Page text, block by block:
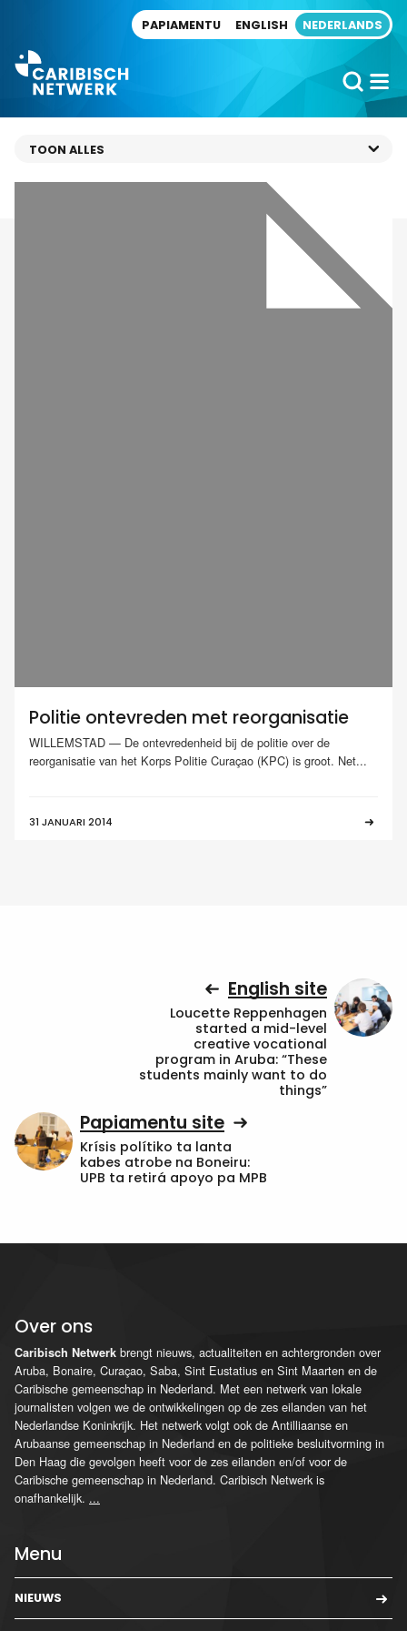
PAPIAMENTU ENGLISH NEDERLANDS
Politie ontevreden met reorganisatie
WILLEMSTAD — De ontevredenheid bij de politie over de
reorganisatie van het Korps Politie Curaçao (KPC) is groot. Net...
31 JANUARI 2014
English site
Loucette Reppenhagen
started a mid-level
creative vocational
program in Aruba: “These
students mainly want to do
things”
Papiamentu site
Krísis polítiko ta lanta
kabes atrobe na Boneiru:
UPB ta retirá apoyo pa MPB
Over ons
Caribisch Netwerk brengt nieuws, actualiteiten en achtergronden over
Aruba, Bonaire, Curaçao, Saba, Sint Eustatius en Sint Maarten en de
Caribische gemeenschap in Nederland. Met een netwerk van lokale
journalisten volgen we de ontwikkelingen op de zes eilanden van het
Nederlandse Koninkrijk. Het netwerk volgt ook de Antilliaanse en
Arubaanse gemeenschap in Nederland en de politieke besluitvorming in
Den Haag die gevolgen heeft voor de zes eilanden en/of voor de
Caribische gemeenschap in Nederland. Caribisch Netwerk is
onafhankelijk. ...
Menu
NIEUWS